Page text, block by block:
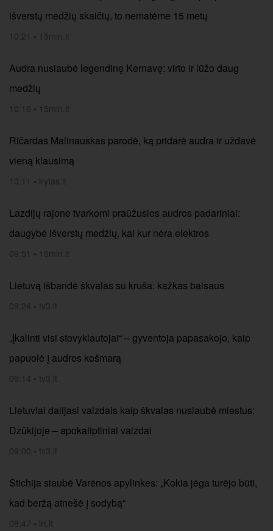
išverstų medžių skaičių, to nematėme 15 metų
10:21 • 15min.lt
Audra nusiaubė legendinę Kernavę: virto ir lūžo daug
medžių
10:16 • 15min.lt
Ričardas Malinauskas parodė, ką pridarė audra ir uždavė
vieną klausimą
10:11 • lrytas.lt
Lazdijų rajone tvarkomi praūžusios audros padariniai:
daugybė išverstų medžių, kai kur nėra elektros
09:51 • 15min.lt
Lietuvą išbandė škvalas su kruša: kažkas baisaus
09:24 • tv3.lt
„Įkalinti visi stovyklautojai“ – gyventoja papasakojo, kaip
papuolė į audros košmarą
09:14 • tv3.lt
Lietuviai dalijasi vaizdais kaip škvalas nusiaubė miestus:
Dzūkijoje – apokaliptiniai vaizdai
09:00 • tv3.lt
Stichija siaubė Varėnos apylinkes: „Kokia jėga turėjo būti,
kad beržą atnešė į sodybą“
08:47 • lrt.lt